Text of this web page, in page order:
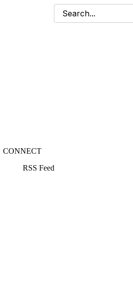
CONNECT
RSS Feed